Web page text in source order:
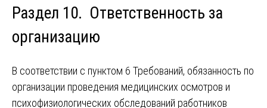
Раздел 10. Ответственность за
организацию
В соответствии с пунктом 6 Требований, обязанность по
организации проведения медицинских осмотров и
психофизиологических обследований работников